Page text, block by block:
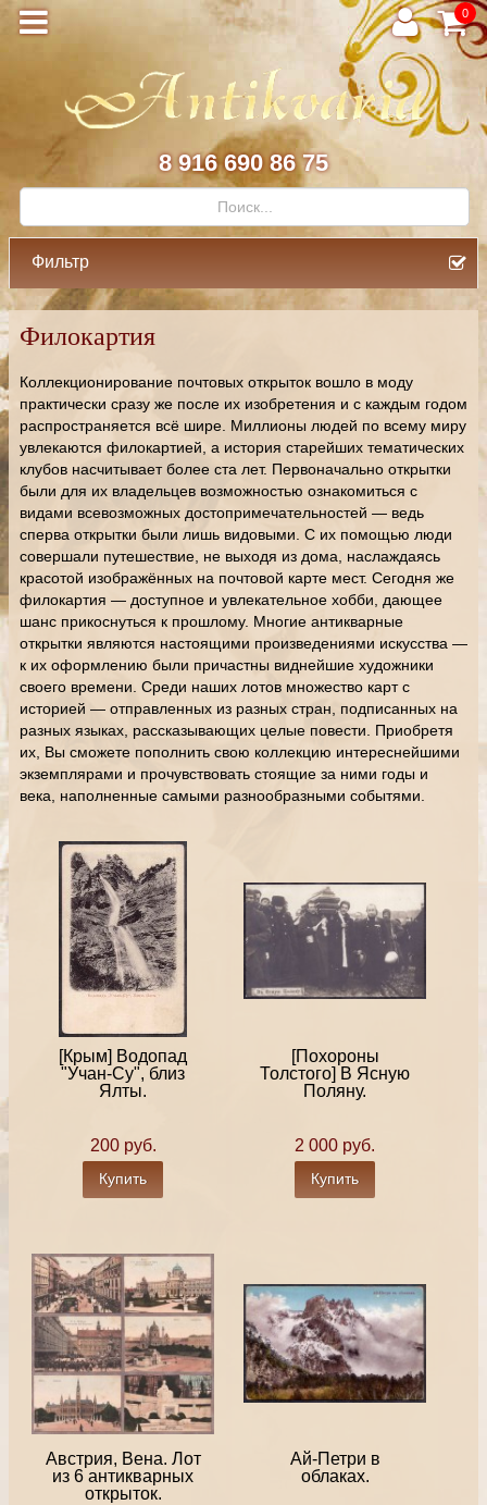
0
8 916 690 86 75
Фильтр
Филокартия
Коллекционирование почтовых открыток вошло в моду
практически сразу же после их изобретения и с каждым годом
распространяется всё шире. Миллионы людей по всему миру
увлекаются филокартией, а история старейших тематических
клубов насчитывает более ста лет. Первоначально открытки
были для их владельцев возможностью ознакомиться с
видами всевозможных достопримечательностей — ведь
сперва открытки были лишь видовыми. С их помощью люди
совершали путешествие, не выходя из дома, наслаждаясь
красотой изображённых на почтовой карте мест. Сегодня же
филокартия — доступное и увлекательное хобби, дающее
шанс прикоснуться к прошлому. Многие антикварные
открытки являются настоящими произведениями искусства —
к их оформлению были причастны виднейшие художники
своего времени. Среди наших лотов множество карт с
историей — отправленных из разных стран, подписанных на
разных языках, рассказывающих целые повести. Приобретя
их, Вы сможете пополнить свою коллекцию интереснейшими
экземплярами и прочувствовать стоящие за ними годы и
века, наполненные самыми разнообразными событями.
[Крым] Водопад
"Учан-Су", близ
Ялты.
200 руб.
Купить
[Похороны
Толстого] В Ясную
Поляну.
2 000 руб.
Купить
Австрия, Вена. Лот
из 6 антикварных
открыток.
Ай-Петри в
облаках.